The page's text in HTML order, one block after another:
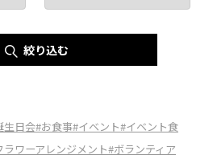
絞り込む
生日会#お食事#イベント#イベント食
ラワーアレンジメント#ボランティア